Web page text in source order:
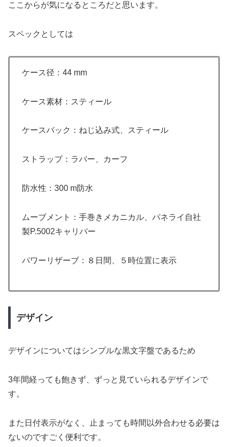
ここからが気になるところだと思います。
スペックとしては
ケース径：44 mm
ケース素材：スティール
ケースバック：ねじ込み式、スティール
ストラップ：ラバー、カーフ
防水性：300 m防水
ムーブメント：手巻きメカニカル、パネライ自社
製P.5002キャリバー
パワーリザーブ：８日間、５時位置に表示
デザイン
デザインについてはシンプルな黒文字盤であるため
3年間経っても飽きず、ずっと見ていられるデザインで
す。
また日付表示がなく、止まっても時間以外合わせる必要は
ないのですごく便利です。